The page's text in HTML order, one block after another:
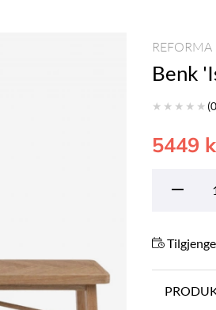
REFORMA
Benk
★ ★ ★ ★ ★
5449